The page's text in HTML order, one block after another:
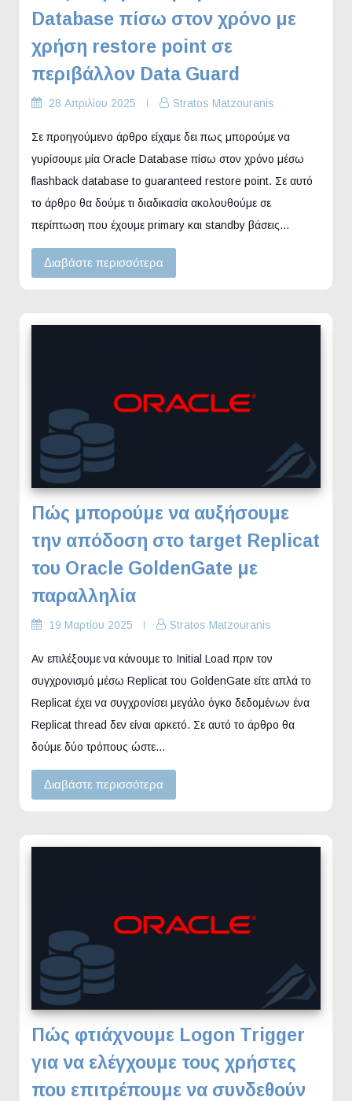
Database πίσω στον χρόνο με
χρήση restore point σε
περιβάλλον Data Guard
28 Απριλίου 2025 Stratos Matzouranis
Σε προηγούμενο άρθρο είχαμε δει πως μπορούμε να
γυρίσουμε μία Oracle Database πίσω στον χρόνο μέσω
flashback database to guaranteed restore point. Σε αυτό
το άρθρο θα δούμε τι διαδικασία ακολουθούμε σε
περίπτωση που έχουμε primary και standby βάσεις…
Διαβάστε περισσότερα
Πώς μπορούμε να αυξήσουμε
την απόδοση στο target Replicat
του Oracle GoldenGate με
παραλληλία
19 Μαρτίου 2025 Stratos Matzouranis
Αν επιλέξουμε να κάνουμε το Initial Load πριν τον
συγχρονισμό μέσω Replicat του GoldenGate είτε απλά το
Replicat έχει να συγχρονίσει μεγάλο όγκο δεδομένων ένα
Replicat thread δεν είναι αρκετό. Σε αυτό το άρθρο θα
δούμε δύο τρόπους ώστε…
Διαβάστε περισσότερα
Πώς φτιάχνουμε Logon Trigger
για να ελέγχουμε τους χρήστες
που επιτρέπουμε να συνδεθούν